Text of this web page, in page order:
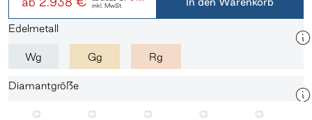
inkl. MwSt.
Edelmetall
Wg Gg Rg
Diamantgröße